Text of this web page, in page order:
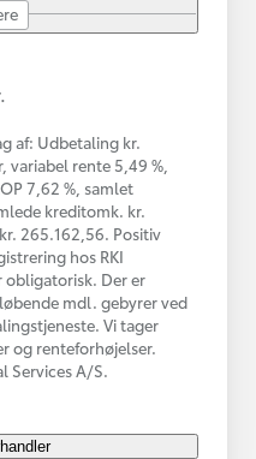
af: Udbetaling kr.
rente 5,49 %,
7,62 %, samlet
kreditomk. kr.
265.162,56. Positiv
hos RKI
Der er
mdl. gebyrer ved
Vi tager
og renteforhøjelser.
Services A/S.